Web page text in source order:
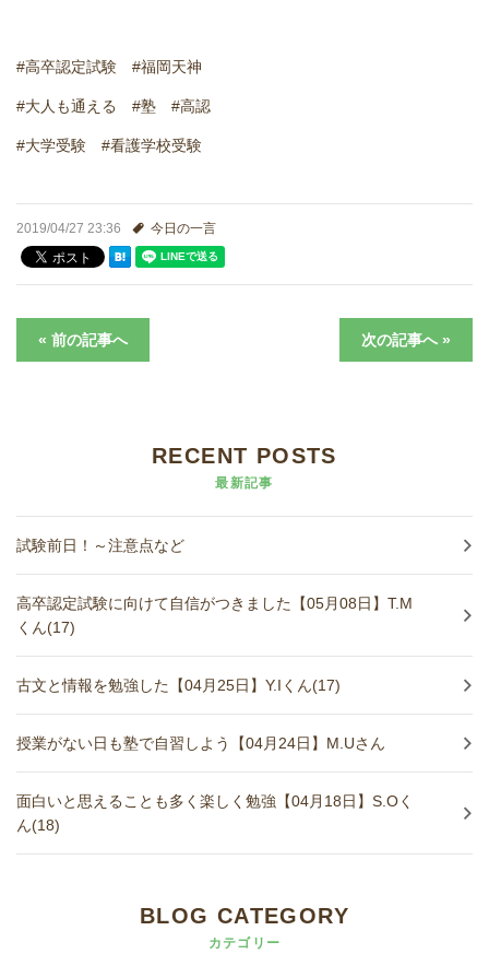
生徒さんの声
#高卒認定試験 #福岡天神
#大人も通える #塾 #高認
#大学受験 #看護学校受験
2019/04/27 23:36 今日の一言
« 前の記事へ 次の記事へ »
RECENT POSTS
最新記事
試験前日！～注意点など
高卒認定試験に向けて自信がつきました【05月08日】T.M
くん(17)
古文と情報を勉強した【04月25日】Y.Iくん(17)
授業がない日も塾で自習しよう【04月24日】M.Uさん
面白いと思えることも多く楽しく勉強【04月18日】S.Oく
ん(18)
BLOG CATEGORY
カテゴリー